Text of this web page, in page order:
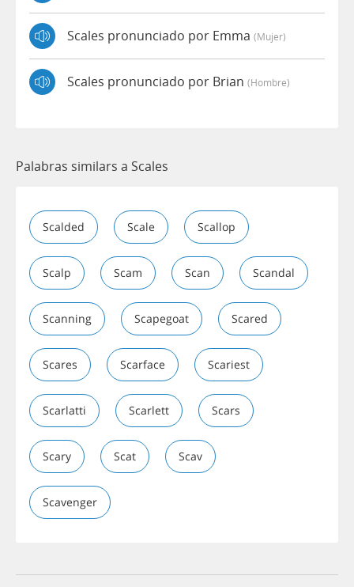
Scales pronunciado por Emma (mujer)
Scales pronunciado por Brian (hombre)
Palabras similars a Scales
Scalded Scale Scallop
Scalp Scam Scan Scandal
Scanning Scapegoat Scared
Scares Scarface Scariest
Scarlatti Scarlett Scars
Scary Scat Scav
Scavenger